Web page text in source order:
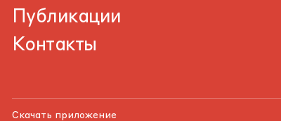
Публикации
Контакты
Скачать приложение